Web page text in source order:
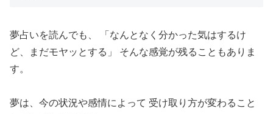
夢占いを読んでも、 「なんとなく分かった気はするけ
ど、まだモヤッとする」 そんな感覚が残ることもありま
す。
夢は、今の状況や感情によって 受け取り方が変わること